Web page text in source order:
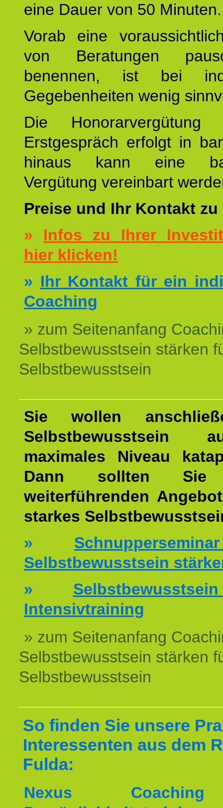
eine Dauer von 50 Minuten.
Vorab eine
von Beratungen
benennen, ist bei
Gegebenheiten wenig
Die
Erstgespräch erfolgt in
hinaus kann eine
Vergütung vereinbart
Preise und Ihr Kontakt
» Infos zu Ihrer
hier klicken!
» Ihr Kontakt für ein
Coaching
» zum Seitenanfang
Selbstbewusstsein stärken
Selbstbewusstsein
Sie wollen
Selbstbewusstsein
maximales Niveau
Dann sollten Sie
weiterführenden
starkes
»
Selbstbewusstsein
»
Intensivtraining
» zum Seitenanfang
Selbstbewusstsein stärken
Selbstbewusstsein
So finden Sie unsere
Interessenten aus dem
Fulda:
Nexus